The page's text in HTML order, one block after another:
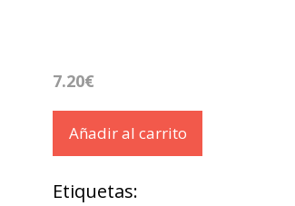
7.20€
Añadir al carrito
Etiquetas: